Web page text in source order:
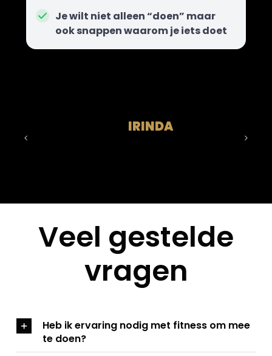
Je wilt niet alleen “doen” maar
ook snappen waarom je iets doet
IRINDA
Heb ik ervaring nodig met fitness om mee
te doen?
Veel gestelde
vragen